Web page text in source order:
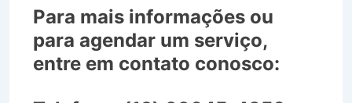
Para mais informações ou
para agendar um serviço,
entre em contato conosco: